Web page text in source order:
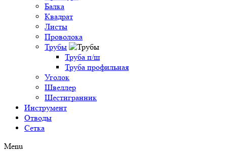
Балка
Квадрат
Листы
Проволока
Трубы
Труба п/ш
Труба профильная
Уголок
Швеллер
Шестигранник
Инструмент
Отводы
Сетка
Menu